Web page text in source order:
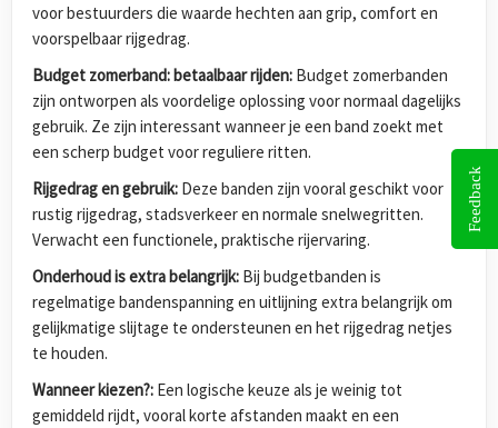
voor bestuurders die waarde hechten aan grip, comfort en
voorspelbaar rijgedrag.
Budget zomerband: betaalbaar rijden: Budget zomerbanden
zijn ontworpen als voordelige oplossing voor normaal dagelijks
gebruik. Ze zijn interessant wanneer je een band zoekt met
een scherp budget voor reguliere ritten.
Rijgedrag en gebruik: Deze banden zijn vooral geschikt voor
rustig rijgedrag, stadsverkeer en normale snelwegritten.
Verwacht een functionele, praktische rijervaring.
Onderhoud is extra belangrijk: Bij budgetbanden is
regelmatige bandenspanning en uitlijning extra belangrijk om
gelijkmatige slijtage te ondersteunen en het rijgedrag netjes
te houden.
Wanneer kiezen?: Een logische keuze als je weinig tot
gemiddeld rijdt, vooral korte afstanden maakt en een
Feedback